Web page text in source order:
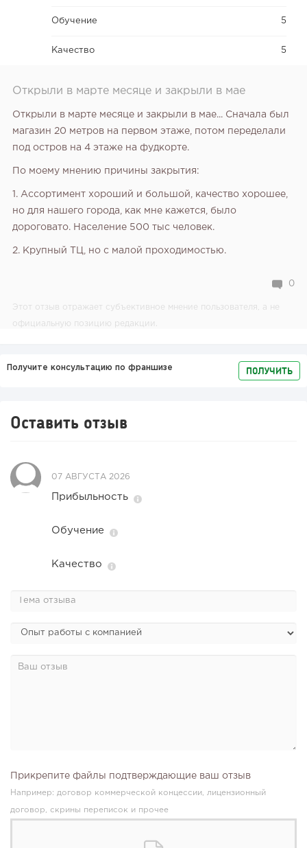
Обучение 5
Качество 5
Открыли в марте месяце и закрыли в мае
Открыли в марте месяце и закрыли в мае... Сначала был
магазин 20 метров на первом этаже, потом переделали
под остров на 4 этаже на фудкорте.
По моему мнению причины закрытия:
1. Ассортимент хороший и большой, качество хорошее,
но для нашего города, как мне кажется, было
дороговато. Население 500 тыс человек.
2. Крупный ТЦ, но с малой проходимостью.
0
Этот отзыв отражает субъективное мнение пользователя, а не
официальную позицию редакции.
Получите консультацию по франшизе ПОЛУЧИТЬ
Оставить отзыв
07 АВГУСТА 2026
Прибыльность
Обучение
Качество
Прикрепите файлы подтверждающие ваш отзыв
Например: договор коммерческой концессии, лицензионный
договор, скрины переписок и прочее